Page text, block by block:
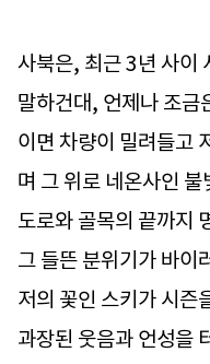
사북은, 최근 3년 사이
말하건대, 언제나 조금
이면 차량이 밀려들고
며 그 위로 네온사인
도로와 골목의 끝까지
그 들뜬 분위기가 바이
저의 꽃인 스키가 시즌
과장된 웃음과 언성을